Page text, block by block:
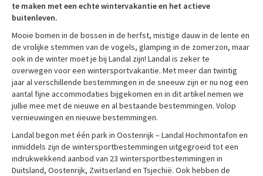
te maken met een echte wintervakantie en het actieve
buitenleven.
Mooie bomen in de bossen in de herfst, mistige dauw in de lente en
de vrolijke stemmen van de vogels, glamping in de zomerzon, maar
ook in de winter moet je bij Landal zijn! Landal is zeker te
overwegen voor een wintersportvakantie. Met meer dan twintig
jaar al verschillende bestemmingen in de sneeuw zijn er nu nog een
aantal fijne accommodaties bijgekomen en in dit artikel nemen we
jullie mee met de nieuwe en al bestaande bestemmingen. Volop
vernieuwingen en nieuwe bestemmingen.
Landal begon met één park in Oostenrijk – Landal Hochmontafon en
inmiddels zijn de wintersportbestemmingen uitgegroeid tot een
indrukwekkend aanbod van 23 wintersportbestemmingen in
Duitsland, Oostenrijk, Zwitserland en Tsjechië. Ook hebben de